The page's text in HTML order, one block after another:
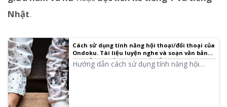
Nhật.
Cách sử dụng tính năng hội thoại/đối thoại của
Ondoku. Tài liệu luyện nghe và soạn văn bản
dài trở nên tiện lợi hơn với tổng hợp giọng nói!
｜Phần mềm đọc văn bản Ondoku
Hướng dẫn cách sử dụng tính năng hội